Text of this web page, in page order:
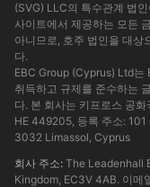
(SVG) LLC의 특수관계 법
사이트에서 제공하는 모든
아니므로, 호주 법인을 대상
다.
EBC Group (Cyprus) Ltd는
취득하고 규제를 준수하는
다. 본 회사는 키프로스 공
HE 449205, 등록 주소:
3032 Limassol, Cyprus
회사 주소: The Leadenhall
Kingdom, EC3V 4AB. 이메